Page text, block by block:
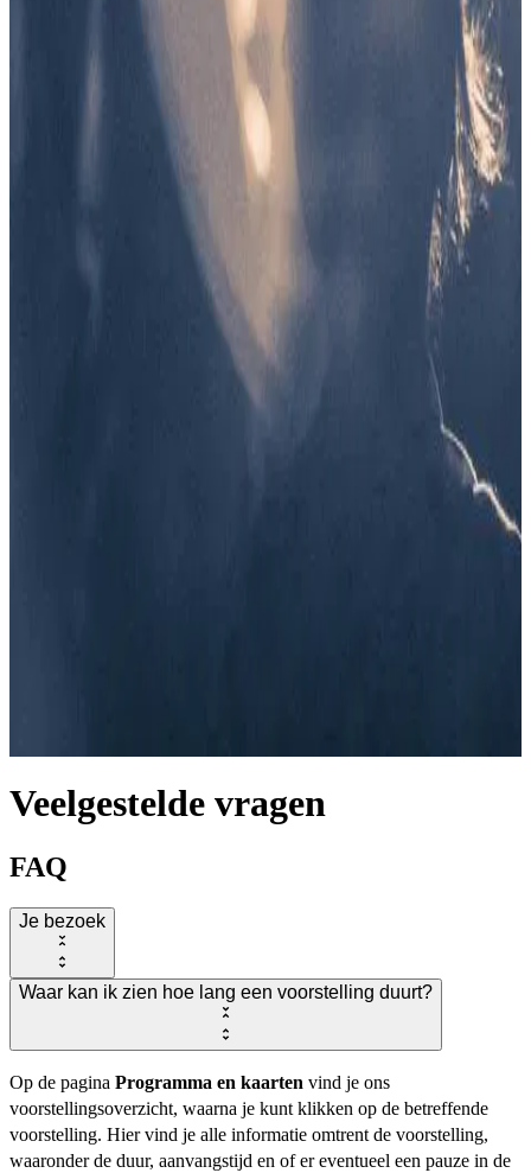
Veelgestelde vragen
FAQ
Je bezoek
Waar kan ik zien hoe lang een voorstelling duurt?
Op de pagina Programma en kaarten vind je ons
voorstellingsoverzicht, waarna je kunt klikken op de betreffende
voorstelling. Hier vind je alle informatie omtrent de voorstelling,
waaronder de duur, aanvangstijd en of er eventueel een pauze in de